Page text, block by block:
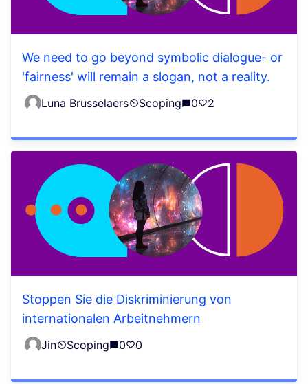
We need to go beyond symbolic dialogue- or
'fairness' will remain a slogan, not a reality.
Luna Brusselaers Scoping 0 2
Stoppen Sie die Diskriminierung von
internationalen Arbeitnehmern
Jin Scoping 0 0